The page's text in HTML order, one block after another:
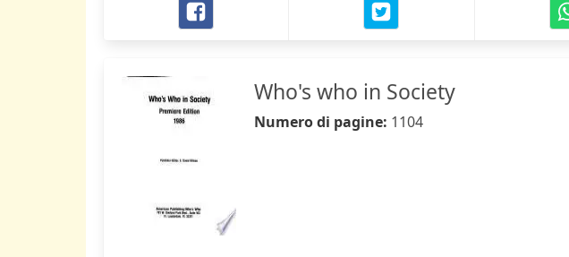
Who's who in Society
Numero di pagine: 1104